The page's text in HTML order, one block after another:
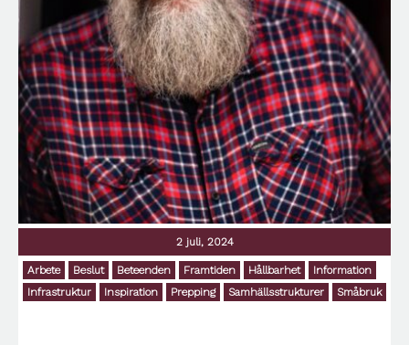
2 juli, 2024
Arbete Beslut Beteenden Framtiden Hållbarhet
Information
Infrastruktur
Inspiration Prepping Samhällsstrukturer Småbruk